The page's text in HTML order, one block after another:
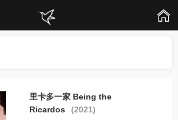
里卡多一家 Being the
Ricardos
(2021)